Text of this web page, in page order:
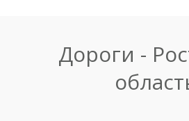
Дороги -